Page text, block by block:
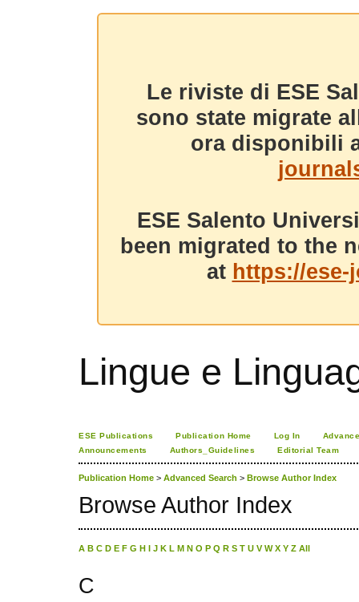
Le riviste di ESE
sono state migrate
ora disponibili
ESE Salento
been migrated to the
at https://
Lingue e
ESE Publications Publication Home Log In
Announcements
Authors_Guidelines Editorial Team
Publication Home > Advanced Search > Browse Author Index
Browse Author Index
A B C D E F G H I J K L M N O P Q R S T U V W X Y Z All
C